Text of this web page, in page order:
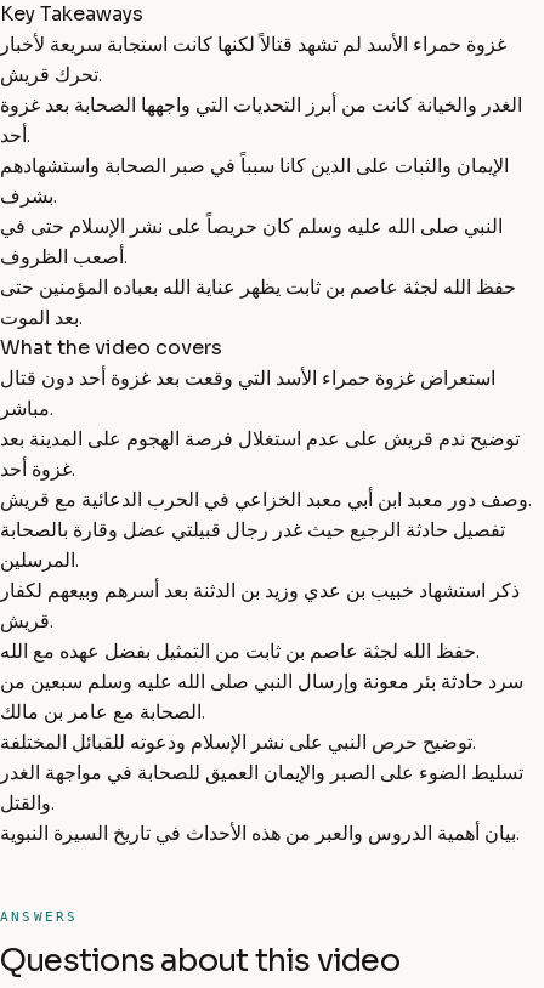
Key Takeaways
غزوة حمراء الأسد لم تشهد قتالاً لكنها كانت استجابة سريعة لأخبار
تحرك قريش.
الغدر والخيانة كانت من أبرز التحديات التي واجهها الصحابة بعد غزوة
أحد.
الإيمان والثبات على الدين كانا سبباً في صبر الصحابة واستشهادهم
بشرف.
النبي صلى الله عليه وسلم كان حريصاً على نشر الإسلام حتى في
أصعب الظروف.
حفظ الله لجثة عاصم بن ثابت يظهر عناية الله بعباده المؤمنين حتى
بعد الموت.
What the video covers
استعراض غزوة حمراء الأسد التي وقعت بعد غزوة أحد دون قتال
مباشر.
توضيح ندم قريش على عدم استغلال فرصة الهجوم على المدينة بعد
غزوة أحد.
وصف دور معبد ابن أبي معبد الخزاعي في الحرب الدعائية مع قريش.
تفصيل حادثة الرجيع حيث غدر رجال قبيلتي عضل وقارة بالصحابة
المرسلين.
ذكر استشهاد خبيب بن عدي وزيد بن الدثنة بعد أسرهم وبيعهم لكفار
قريش.
حفظ الله لجثة عاصم بن ثابت من التمثيل بفضل عهده مع الله.
سرد حادثة بئر معونة وإرسال النبي صلى الله عليه وسلم سبعين من
الصحابة مع عامر بن مالك.
توضيح حرص النبي على نشر الإسلام ودعوته للقبائل المختلفة.
تسليط الضوء على الصبر والإيمان العميق للصحابة في مواجهة الغدر
والقتل.
بيان أهمية الدروس والعبر من هذه الأحداث في تاريخ السيرة النبوية.
ANSWERS
Questions about this video